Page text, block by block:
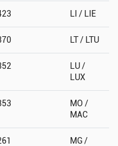
LI / LIE
LT / LTU
LU /
LUX
MO /
MAC
MG /